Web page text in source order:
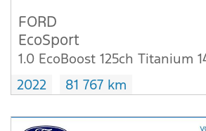
FORD
EcoSport
1.0 EcoBoost 125ch Titanium
2022
81 767 km